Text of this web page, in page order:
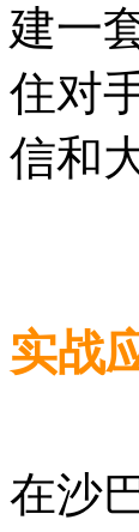
建一
住对
信和
实战
在沙